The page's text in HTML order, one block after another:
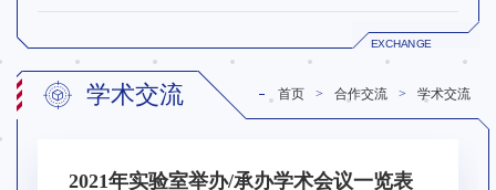
EXCHANGE
学术交流 首页 合作交流 学术交流
2021年实验室举办/承办学术会议一览表